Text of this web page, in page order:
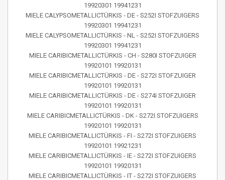
19920301 19941231
MIELE CALYPSOMETALLICTÜRKIS - DE - S252I STOFZUIGERS
19920301 19941231
MIELE CALYPSOMETALLICTÜRKIS - NL - S252I STOFZUIGERS
19920301 19941231
MIELE CARIBICMETALLICTÜRKIS - CH - S280I STOFZUIGER
19920101 19920131
MIELE CARIBICMETALLICTÜRKIS - DE - S272I STOFZUIGER
19920101 19920131
MIELE CARIBICMETALLICTÜRKIS - DE - S274I STOFZUIGER
19920101 19920131
MIELE CARIBICMETALLICTÜRKIS - DK - S272I STOFZUIGERS
19920101 19920131
MIELE CARIBICMETALLICTÜRKIS - FI - S272I STOFZUIGERS
19920101 19921231
MIELE CARIBICMETALLICTÜRKIS - IE - S272I STOFZUIGERS
19920101 19920131
MIELE CARIBICMETALLICTÜRKIS - IT - S272I STOFZUIGERS